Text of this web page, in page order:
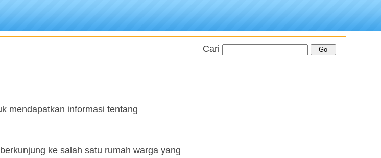
mendapatkan informasi tentang
ke salah satu rumah warga yang
Cari